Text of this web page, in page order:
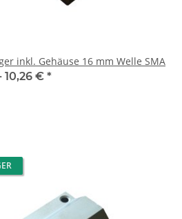
inkl. Gehäuse 16 mm Welle SMA
10,26 € *